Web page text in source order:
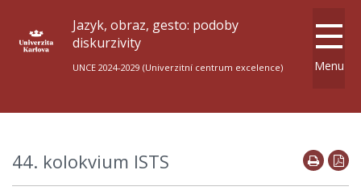
Jazyk, obraz, gesto: podoby
diskurzivity
UNCE 2024-2029 (Univerzitní centrum excelence)
44. kolokvium ISTS
Menu